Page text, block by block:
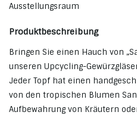
Ausstellungsraum
Produktbeschreibung
Bringen Sie einen Hauch von
unseren Upcycling-
Jeder Topf hat einen
von den tropischen Blumen
Aufbewahrung von Kräutern